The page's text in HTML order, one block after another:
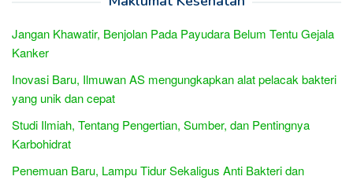
Jangan Khawatir, Benjolan Pada Payudara Belum Tentu Gejala
Kanker
Inovasi Baru, Ilmuwan AS mengungkapkan alat pelacak bakteri
yang unik dan cepat
Studi Ilmiah, Tentang Pengertian, Sumber, dan Pentingnya
Karbohidrat
Penemuan Baru, Lampu Tidur Sekaligus Anti Bakteri dan